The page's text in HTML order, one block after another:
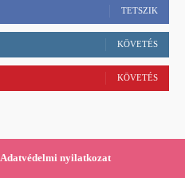
TETSZIK
KÖVETÉS
KÖVETÉS
Adatvédelmi nyilatkozat